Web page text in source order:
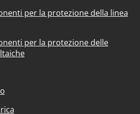
per la protezione della linea
per la protezione delle